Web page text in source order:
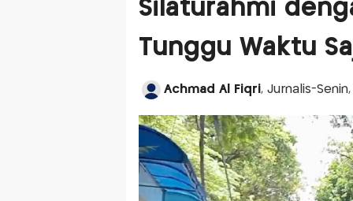
Silaturahmi
Tunggu Waktu
Achmad Al Fiqri, Jurnalis-